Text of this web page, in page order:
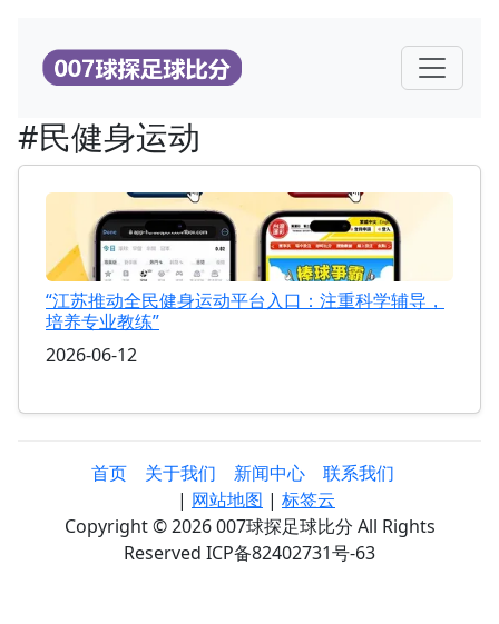
#民健身运动
“江苏推动全民健身运动平台入口：注重科学辅导，
培养专业教练”
2026-06-12
首页 关于我们 新闻中心
联系我们
| 网站地图 | 标签云
Copyright © 2026 007球探足球比分 All Rights
Reserved ICP备82402731号-63